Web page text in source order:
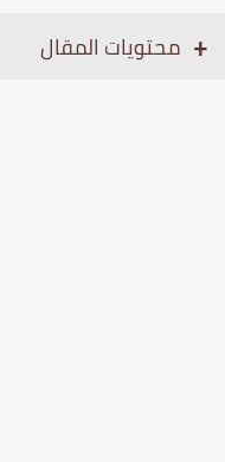
محتويات المقال